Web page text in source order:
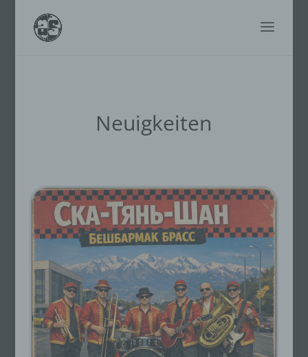
Neuigkeiten